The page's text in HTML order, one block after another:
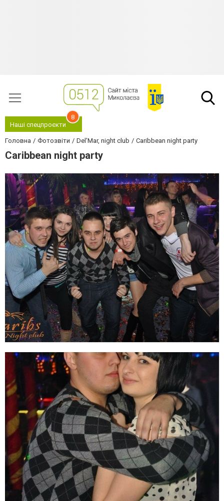
Наші спецпроєкти
8
Головна Фотозвіти Del'Mar, night club Caribbean night party
Caribbean night party